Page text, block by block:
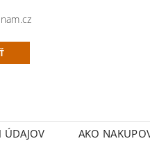
ÚDAJOV AKO